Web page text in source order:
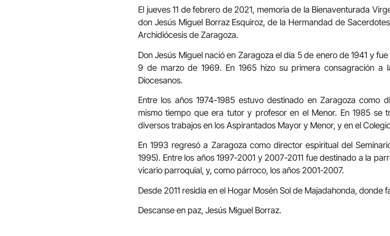
El jueves 11 de febrero de 2021, memoria de la Bienaventurada
don Jesús Miguel Borraz Esquiroz, de la Hermandad de
Archidiócesis de Zaragoza.
Don Jesús Miguel nació en Zaragoza el día 5 de enero de 1941 y
9 de marzo de 1969. En 1965 hizo su primera consagración a
Diocesanos.
Entre los años 1974-1985 estuvo destinado en Zaragoza como
mismo tiempo que era tutor y profesor en el Menor. En 1985 se
diversos trabajos en los Aspirantados Mayor y Menor, y en el
En 1993 regresó a Zaragoza como director espiritual del
1995). Entre los años 1997-2001 y 2007-2011 fue destinado a la
vicario parroquial, y, como párroco, los años 2001-2007.
Desde 2011 residía en el Hogar Mosén Sol de Majadahonda, donde
Descanse en paz, Jesús Miguel Borraz.